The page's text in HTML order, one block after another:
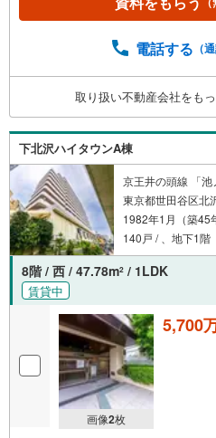
電話する （
取り扱い不動産会社をも
下北沢ハイタウンA棟
京王井の頭線 「
東京都世田谷区北
1982年1月（築45
140戸 / 、地下1階
8階 / 西 / 47.78m2 / 1LDK
賃貸中
画像2枚
5,700